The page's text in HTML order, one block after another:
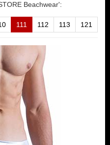
Beachwear':
111 112 113 121